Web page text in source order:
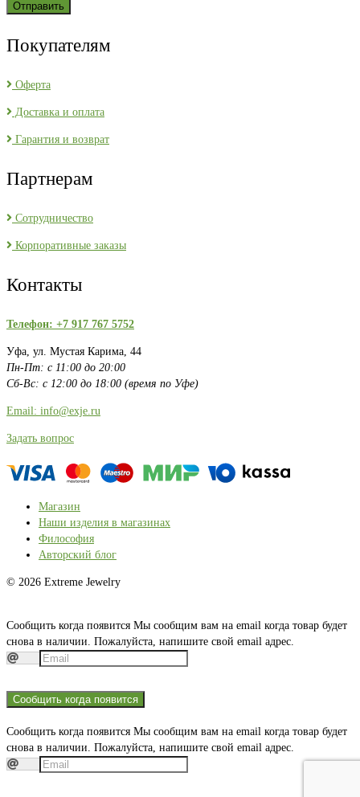
Покупателям
Оферта
Доставка и оплата
Гарантия и возврат
Партнерам
Сотрудничество
Корпоративные заказы
Контакты
Телефон: +7 917 767 5752
Уфа, ул. Мустая Карима, 44
Пн-Пт: с 11:00 до 20:00
Сб-Вс: с 12:00 до 18:00 (время по Уфе)
Email: info@exje.ru
Задать вопрос
Магазин
Наши изделия в магазинах
Философия
Авторский блог
© 2026 Extreme Jewelry
Сообщить когда появится Мы сообщим вам на email когда товар будет
снова в наличии. Пожалуйста, напишите свой email адрес.
Сообщить когда появится
Сообщить когда появится Мы сообщим вам на email когда товар будет
снова в наличии. Пожалуйста, напишите свой email адрес.